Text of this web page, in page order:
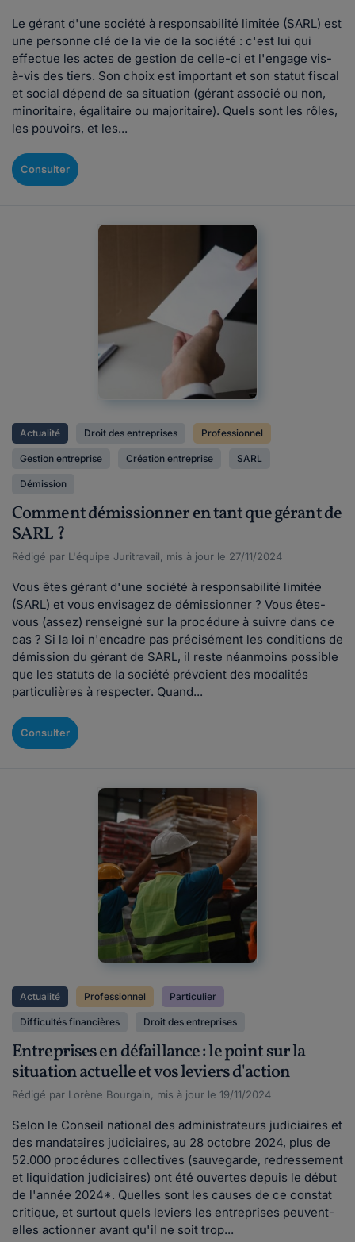
Le gérant d'une société à responsabilité limitée (SARL) est
une personne clé de la vie de la société : c'est lui qui
effectue les actes de gestion de celle-ci et l'engage vis-
à-vis des tiers. Son choix est important et son statut fiscal
et social dépend de sa situation (gérant associé ou non,
minoritaire, égalitaire ou majoritaire). Quels sont les rôles,
les pouvoirs, et les...
Consulter
Actualité Droit des entreprises Professionnel
Gestion entreprise Création entreprise SARL
Démission
Comment démissionner en tant que gérant de
SARL ?
Rédigé par L'équipe Juritravail, mis à jour le 27/11/2024
Vous êtes gérant d'une société à responsabilité limitée
(SARL) et vous envisagez de démissionner ? Vous êtes-
vous (assez) renseigné sur la procédure à suivre dans ce
cas ? Si la loi n'encadre pas précisément les conditions de
démission du gérant de SARL, il reste néanmoins possible
que les statuts de la société prévoient des modalités
particulières à respecter. Quand...
Consulter
Actualité Professionnel Particulier
Difficultés financières Droit des entreprises
Entreprises en défaillance : le point sur la
situation actuelle et vos leviers d'action
Rédigé par Lorène Bourgain, mis à jour le 19/11/2024
Selon le Conseil national des administrateurs judiciaires et
des mandataires judiciaires, au 28 octobre 2024, plus de
52.000 procédures collectives (sauvegarde, redressement
et liquidation judiciaires) ont été ouvertes depuis le début
de l'année 2024*. Quelles sont les causes de ce constat
critique, et surtout quels leviers les entreprises peuvent-
elles actionner avant qu'il ne soit trop...